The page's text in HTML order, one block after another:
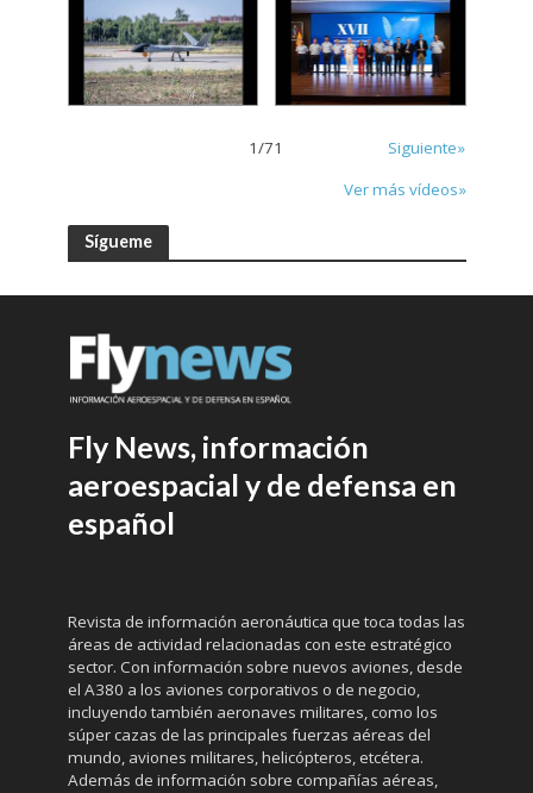
1/71
Siguiente»
Ver más vídeos»
Sígueme
Fly News, información
aeroespacial y de defensa en
español
Revista de información aeronáutica que toca todas las
áreas de actividad relacionadas con este estratégico
sector. Con información sobre nuevos aviones, desde
el A380 a los aviones corporativos o de negocio,
incluyendo también aeronaves militares, como los
súper cazas de las principales fuerzas aéreas del
mundo, aviones militares, helicópteros, etcétera.
Además de información sobre compañías aéreas,